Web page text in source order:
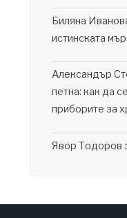
Биляна
истинската
Александър
петна: как да
приборите за
Явор Тодоров